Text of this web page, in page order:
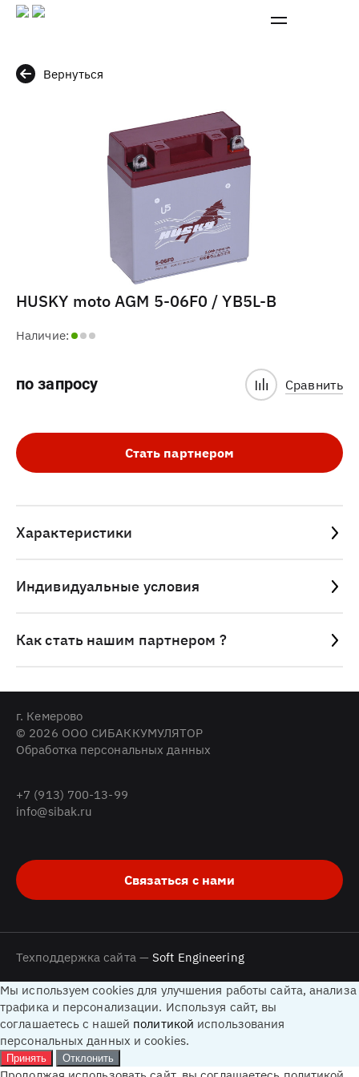
Вернуться
HUSKY moto AGM 5-06F0 / YB5L-B
Наличие:
по запросу Сравнить
Стать партнером
Характеристики
Индивидуальные условия
Как стать нашим партнером ?
г. Кемерово
© 2026 ООО СИБАККУМУЛЯТОР
Обработка персональных данных
+7 (913) 700-13-99
info@sibak.ru
Связаться с нами
Техподдержка сайта —Soft Engineering
Мы используем cookies для улучшения работы сайта, анализа
трафика и персонализации. Используя сайт, вы
соглашаетесь с нашей политикой использования
персональных данных и cookies.
Принять Отклонить